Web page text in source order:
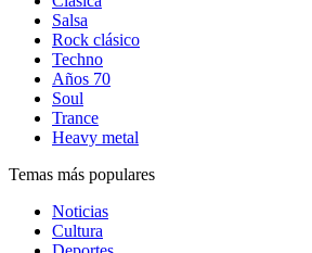
Salsa
Rock clásico
Techno
Años 70
Soul
Trance
Heavy metal
Temas más populares
Noticias
Cultura